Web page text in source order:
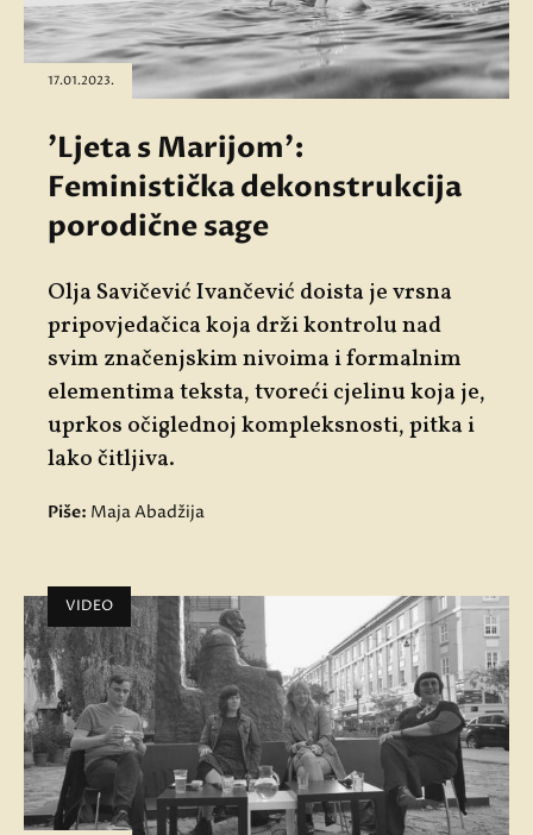
17.01.2023.
'Ljeta s Marijom':
Feministička dekonstrukcija
porodične sage
Olja Savičević Ivančević doista je vrsna
pripovjedačica koja drži kontrolu nad
svim značenjskim nivoima i formalnim
elementima teksta, tvoreći cjelinu koja je,
uprkos očiglednoj kompleksnosti, pitka i
lako čitljiva.
Piše: Maja Abadžija
VIDEO